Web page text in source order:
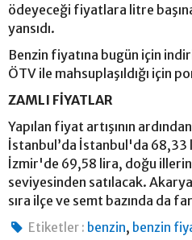
ödeyeceği fiyatlara litre
yansıdı.
Benzin fiyatına bugün için
ÖTV ile mahsuplaşıldığı için
ZAMLI FİYATLAR
Yapılan fiyat artışının
İstanbul’da İstanbul'da
İzmir'de 69,58 lira, doğu
seviyesinden satılacak.
sıra ilçe ve semt bazında da
Etiketler : benzin, benzin